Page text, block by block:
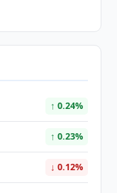
↑ 0.24%
↑ 0.23%
↓ 0.12%